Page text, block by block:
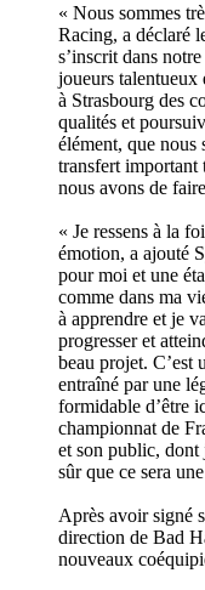
« Nous sommes
Racing, a déclaré
s’inscrit dans
joueurs
à Strasbourg des
qualités et
élément, que nous
transfert important
nous avons de
« Je ressens à la
émotion, a ajouté
pour moi et une
comme dans ma
à apprendre et je
progresser et
beau projet. C’est
entraîné par une
formidable d’être
championnat de
et son public, dont
sûr que ce sera
Après avoir signé
direction de Bad
nouveaux